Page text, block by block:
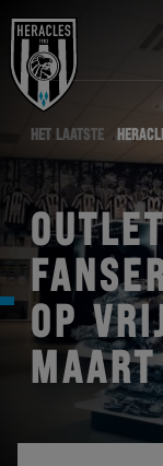
HET LAATSTE
OP
MAART